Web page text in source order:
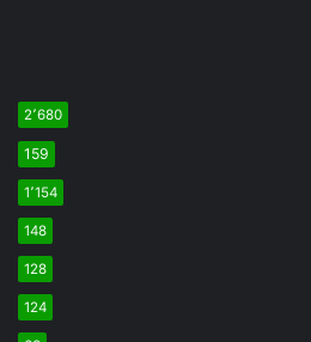
2٬680
159
1٬154
148
128
124